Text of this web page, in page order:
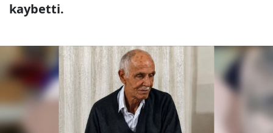
kaybetti.